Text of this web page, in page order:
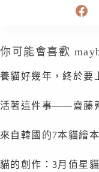
你可能會喜歡
養貓好幾年，終於要
活著這件事——齋藤
來自韓國的7本貓繪
貓的創作：3月值星